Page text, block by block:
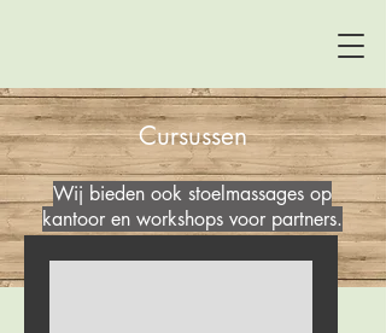
Cursussen
Wij bieden ook stoelmassages op
kantoor en workshops voor partners.